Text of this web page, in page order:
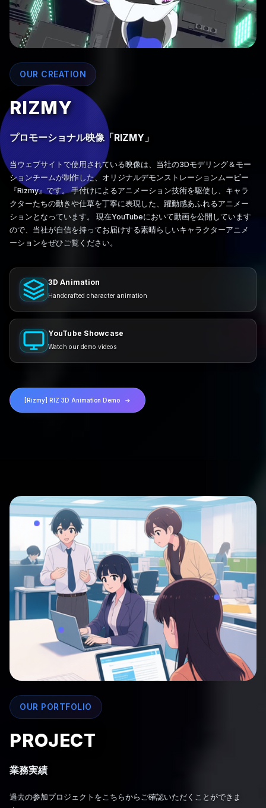
OUR CREATION
RIZMY
プロモーショナル映像「RIZMY」
当ウェブサイトで使用されている映像は、当社の3Dモデリング＆モー
ションチームが制作した、オリジナルデモンストレーションムービー
『Rizmy』です。 手付けによるアニメーション技術を駆使し、キャラ
クターたちの動きや仕草を丁寧に表現した、躍動感あふれるアニメー
ションとなっています。 現在YouTubeにおいて動画を公開しています
ので、当社が自信を持ってお届けする素晴らしいキャラクターアニメ
ーションをぜひご覧ください。
3D Animation
Handcrafted character animation
YouTube Showcase
Watch our demo videos
[Rizmy] RIZ 3D Animation Demo
OUR PORTFOLIO
PROJECT
業務実績
過去の参加プロジェクトをこちらからご確認いただくことができま